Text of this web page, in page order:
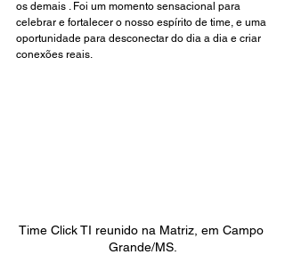
os demais . Foi um momento sensacional para
celebrar e fortalecer o nosso espírito de time, e uma
oportunidade para desconectar do dia a dia e criar
conexões reais.
Time Click TI reunido na Matriz, em Campo
Grande/MS.